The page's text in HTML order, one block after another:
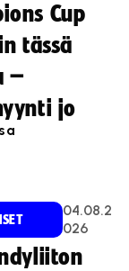
Cup
tässä
–
jo
04.08.2
026